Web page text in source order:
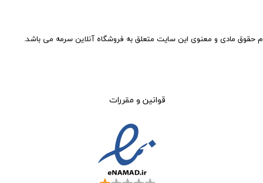
حقوق مادی و معنوی این سایت متعلق به فروشگاه آنلاین سرمه می باشد.
قوانین و مقررات